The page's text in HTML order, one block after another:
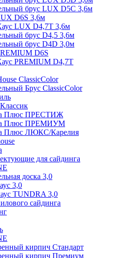
брус LUX D5C 3,6м
D6S 3,6м
LUX D4,7T 3,6м
брус D4,5 3,6м
брус D4D 3,0м
D6S
PREMIUM D4,7T
ClassicColor
Брус ClassicColor
Плюс ПРЕСТИЖ
Плюс ПРЕМИУМ
Плюс ЛЮКС/Карелия
для сайдинга
доска 3,0
3,0
TUNDRA 3,0
сайдинга
кирпич Стандарт
кирпич Премиум